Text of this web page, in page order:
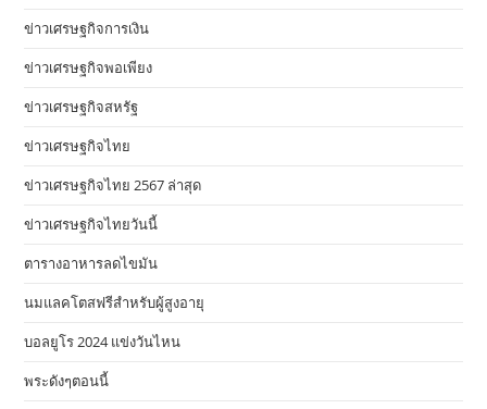
ข่าวเศรษฐกิจการเงิน
ข่าวเศรษฐกิจพอเพียง
ข่าวเศรษฐกิจสหรัฐ
ข่าวเศรษฐกิจไทย
ข่าวเศรษฐกิจไทย 2567 ล่าสุด
ข่าวเศรษฐกิจไทยวันนี้
ตารางอาหารลดไขมัน
นมแลคโตสฟรีสำหรับผู้สูงอายุ
บอลยูโร 2024 แข่งวันไหน
พระดังๆตอนนี้